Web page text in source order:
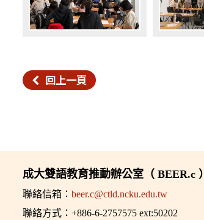
回上一頁
成大雙語教育推動辦公室（ BEER.c ）
聯絡信箱： beer.c@ctld.ncku.edu.tw
聯絡方式：+886-6-2757575 ext:50202